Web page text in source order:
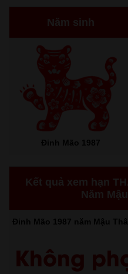
Năm sinh
Đinh Mão 1987
Kết quả xem hạn
Năm
Đinh Mão 1987 năm Mậu
Không